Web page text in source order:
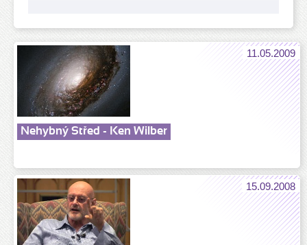
11.05.2009
Nehybný Střed - Ken Wilber
15.09.2008